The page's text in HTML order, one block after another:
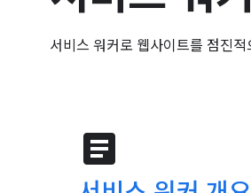
서비스 워커로 웹사이트를 점진
article